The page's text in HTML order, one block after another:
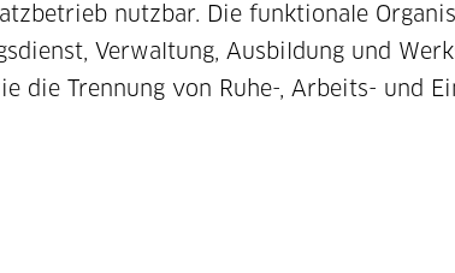
nutzbar. Die funktionale
Verwaltung, Ausbildung und
die Trennung von Ruhe-, Arbeits- und